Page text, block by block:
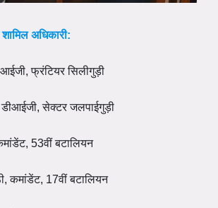
अधिकारी:
फ्रंटियर सिलीगुड़ी
डीआईजी, सेक्टर जलपाईगुड़ी
53वीं बटालियन
कमांडेंट, 17वीं बटालियन